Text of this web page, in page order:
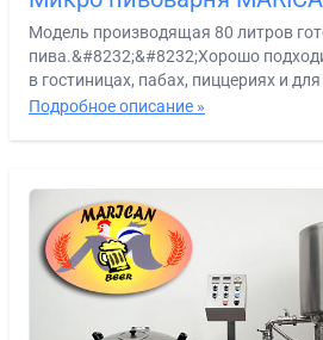
Модель производящая 80 литров
пива.&#8232;&#8232;Хорошо
в гостиницах, пабах, пиццериях и
Подробное описание »